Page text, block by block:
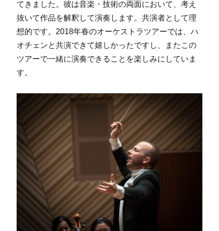
てきました。彼は音楽・技術の両面において、考え
抜いて作品を解釈して演奏します。共演者として理
想的です。2018年春のオーケストラツアーでは、ハ
オチェンと共演できて嬉しかったですし、またこの
ツアーで一緒に演奏できることを楽しみにしていま
す。